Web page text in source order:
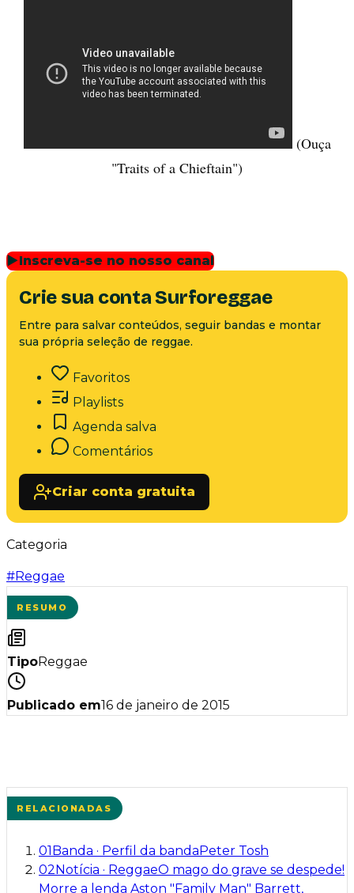
(Ouça
"Traits of a Chieftain")
▶Inscreva-se no nosso canal
Crie sua conta Surforeggae
Entre para salvar conteúdos, seguir bandas e montar
sua própria seleção de reggae.
Favoritos
Playlists
Agenda salva
Comentários
Criar conta gratuita
Categoria
#Reggae
RESUMO
TipoReggae
Publicado em16 de janeiro de 2015
RELACIONADAS
01 Banda · Perfil da banda Peter Tosh
02 Notícia · ReggaeO mago do grave se despede!
Morre a lenda Aston "Family Man" Barrett,